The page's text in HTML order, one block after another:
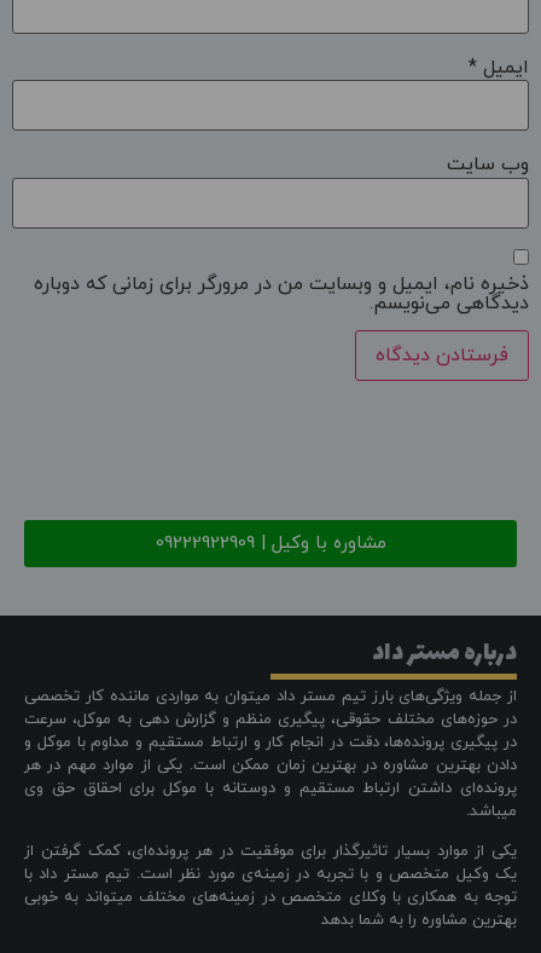
ایمیل *
وب‌ سایت
ذخیره نام، ایمیل و وبسایت من در مرورگر برای زمانی که دوباره
دیدگاهی می‌نویسم.
مشاوره با وکیل | 09222922909
درباره مستر داد
از جمله ویژگی‌های بارز تیم مستر داد میتوان به مواردی ماننده کار تخصصی
در حوزه‌های مختلف حقوقی، پیگیری منظم و گزارش دهی به موکل، سرعت
در پیگیری پرونده‌ها، دقت در انجام کار و ارتباط مستقیم و مداوم با موکل و
دادن بهترین مشاوره در بهترین زمان ممکن است. یکی از موارد مهم در هر
پرونده‌ای داشتن ارتباط مستقیم و دوستانه با موکل برای احقاق حق وی
میباشد.
یکی از موارد بسیار تاثیرگذار برای موفقیت در هر پرونده‌ای، کمک گرفتن از
یک وکیل متخصص و با تجربه در زمینه‌ی مورد نظر است. تیم مستر داد با
توجه به همکاری با وکلای متخصص در زمینه‌های مختلف میتواند به خوبی
بهترین مشاوره را به شما بدهد